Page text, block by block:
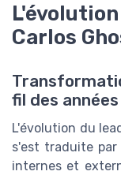
Carlos
fil des années
L'évolution du
s'est traduite
internes et